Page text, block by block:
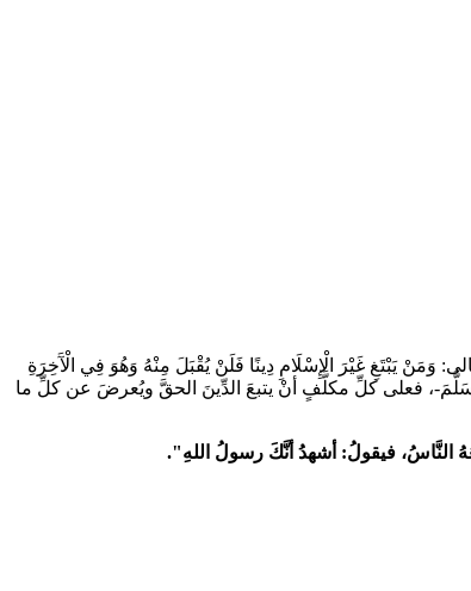
وَمَنْ يَبْتَغِ غَيْرَ الْإِسْلَامِ دِينًا فَلَنْ يُقْبَلَ مِنْهُ وَهُوَ فِي الْآَخِرَةِ
وَسَلَّمَ-، فعلى كلِّ مكلَّفٍ أنْ يتبعَ الدِّينَ الحقَّ ويُعرضَ عن كلِّ ما
النَّاسُ، فيقولُ: أشهدُ أنَّكَ رسولُ اللهِ".